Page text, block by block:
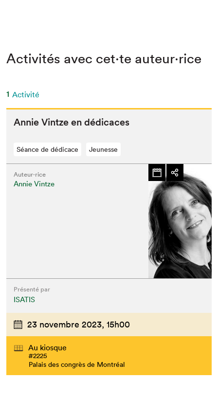
Activités avec cet·te auteur·rice
1 Activité
Annie Vintze en dédicaces
Séance de dédicace Jeunesse
Auteur·rice
Annie Vintze
Présenté par
ISATIS
23 novembre 2023, 15h00
Au kiosque
#2225
Palais des congrès de Montréal